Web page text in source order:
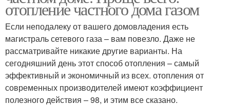
отопление частного дома газом
Если неподалеку от вашего домовладения есть
магистраль сетевого газа – вам повезло. Даже не
рассматривайте никакие другие варианты. На
сегодняшний день этот способ отопления – самый
эффективный и экономичный из всех. отопления от
современных производителей имеют коэффициент
полезного действия – 98, и этим все сказано.